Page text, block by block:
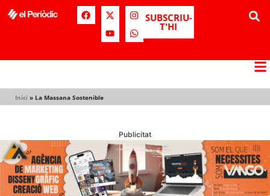
SUBSCRIU-
T'HI
Inici » La Massana Sostenible
Publicitat